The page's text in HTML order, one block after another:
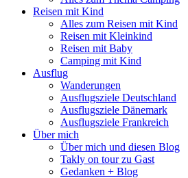
Reisen mit Kind
Alles zum Reisen mit Kind
Reisen mit Kleinkind
Reisen mit Baby
Camping mit Kind
Ausflug
Wanderungen
Ausflugsziele Deutschland
Ausflugsziele Dänemark
Ausflugsziele Frankreich
Über mich
Über mich und diesen Blog
Takly on tour zu Gast
Gedanken + Blog